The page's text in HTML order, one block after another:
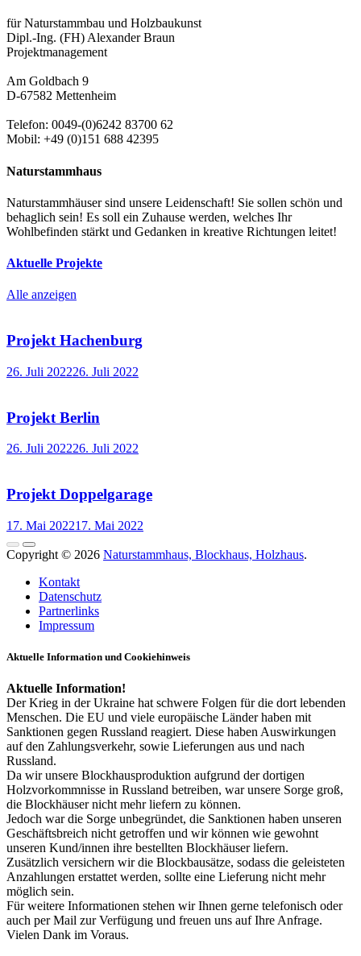
für Naturstammbau und Holzbaukunst
Dipl.-Ing. (FH) Alexander Braun
Projektmanagement
Am Goldbach 9
D-67582 Mettenheim
Telefon: 0049-(0)6242 83700 62
Mobil: +49 (0)151 688 42395
Naturstammhaus
Naturstammhäuser sind unsere Leidenschaft! Sie sollen schön und
behaglich sein! Es soll ein Zuhause werden, welches Ihr
Wohlbefinden stärkt und Gedanken in kreative Richtungen leitet!
Aktuelle Projekte
Alle anzeigen
Projekt Hachenburg
26. Juli 202226. Juli 2022
Projekt Berlin
26. Juli 202226. Juli 2022
Projekt Doppelgarage
17. Mai 202217. Mai 2022
Copyright © 2026 Naturstammhaus, Blockhaus, Holzhaus.
Kontakt
Datenschutz
Partnerlinks
Impressum
Aktuelle Information und Cookiehinweis
Aktuelle Information!
Der Krieg in der Ukraine hat schwere Folgen für die dort lebenden
Menschen. Die EU und viele europäische Länder haben mit
Sanktionen gegen Russland reagiert. Diese haben Auswirkungen
auf den Zahlungsverkehr, sowie Lieferungen aus und nach
Russland.
Da wir unsere Blockhausproduktion aufgrund der dortigen
Holzvorkommnisse in Russland betreiben, war unsere Sorge groß,
die Blockhäuser nicht mehr liefern zu können.
Jedoch war die Sorge unbegründet, die Sanktionen haben unseren
Geschäftsbreich nicht getroffen und wir können wie gewohnt
unseren Kund/innen ihre bestellten Blockhäuser liefern.
Zusätzlich versichern wir die Blockbausätze, sodass die geleisteten
Anzahlungen erstattet werden, sollte eine Lieferung nicht mehr
möglich sein.
Für weitere Informationen stehen wir Ihnen gerne telefonisch oder
auch per Mail zur Verfügung und freuen uns auf Ihre Anfrage.
Vielen Dank im Voraus.